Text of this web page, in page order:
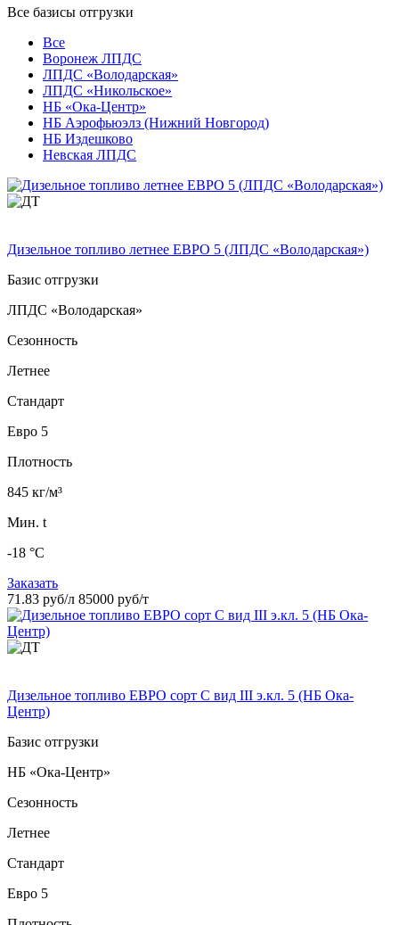
Все базисы отгрузки
Все
Воронеж ЛПДС
ЛПДС «Володарская»
ЛПДС «Никольское»
НБ «Ока-Центр»
НБ Аэрофьюэлз (Нижний Новгород)
НБ Издешково
Невская ЛПДС
Дизельное топливо летнее ЕВРО 5 (ЛПДС «Володарская»)
Базис отгрузки
ЛПДС «Володарская»
Сезонность
Летнее
Стандарт
Евро 5
Плотность
845 кг/м³
Мин. t
-18 °C
Заказать
71.83 руб/л 85000 руб/т
Дизельное топливо ЕВРО сорт C вид III э.кл. 5 (НБ Ока-
Центр)
Базис отгрузки
НБ «Ока-Центр»
Сезонность
Летнее
Стандарт
Евро 5